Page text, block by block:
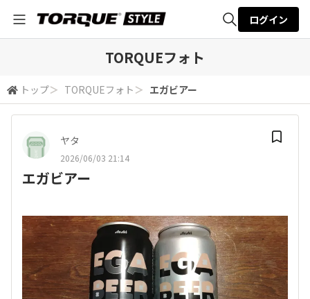
検索
ログイン
TORQUEフォト
トップ＞ TORQUEフォト ＞ エガビアー
ヤタ
2026/06/03 21:14
エガビアー